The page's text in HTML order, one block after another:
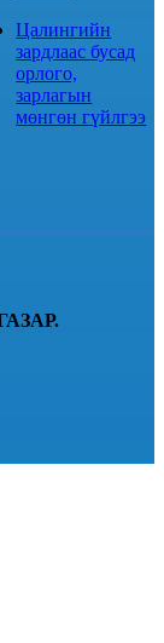
Цалингийн
зардлаас бусад
орлого,
зарлагын
мөнгөн гүйлгээ